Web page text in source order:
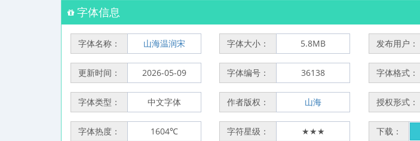
字体信息
字体名称： 山海温润宋 字体大小： 5.8MB 发布用户：
更新时间： 2026-05-09 字体编号： 36138 字体格式：
字体类型： 中文字体 作者版权： 山海 授权形式：
字体热度： 1604℃ 字符星级： ★★★ 下载：